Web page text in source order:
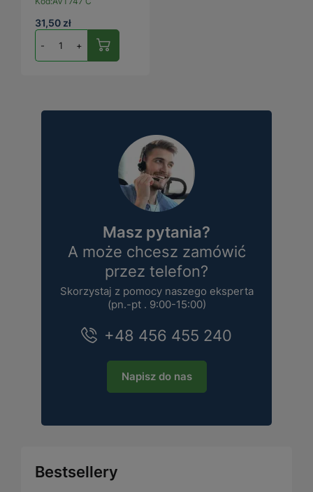
31,50 zł
- +
Masz pytania?
A może chcesz zamówić
przez telefon?
Skorzystaj z pomocy naszego eksperta
(pn.-pt . 9:00-15:00)
+48 456 455 240
Napisz do nas
Bestsellery